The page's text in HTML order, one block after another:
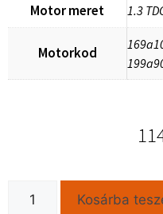
Motor meret 1.3
Motorkod
Kosárba